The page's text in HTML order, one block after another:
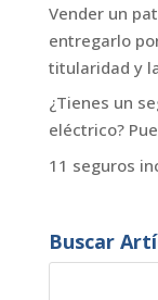
Vender un
entregarlo
titularidad y
¿Tienes un
eléctrico?
11 seguros
Buscar